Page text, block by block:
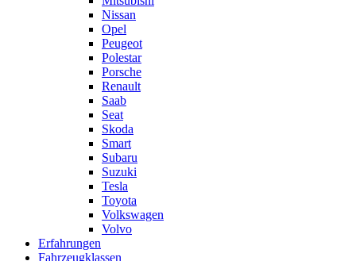
Nissan
Opel
Peugeot
Polestar
Porsche
Renault
Saab
Seat
Skoda
Smart
Subaru
Suzuki
Tesla
Toyota
Volkswagen
Volvo
Erfahrungen
Fahrzeugklassen